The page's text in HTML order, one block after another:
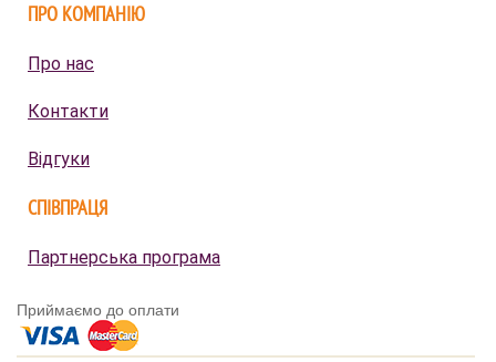
ПРО КОМПАНІЮ
Про нас
Контакти
Відгуки
СПІВПРАЦЯ
Партнерська програма
Приймаємо до оплати